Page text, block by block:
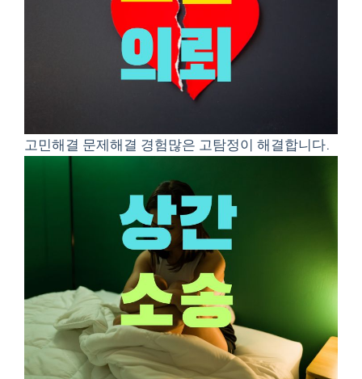
고민해결 문제해결 경험많은 고탐정이 해결합니다.